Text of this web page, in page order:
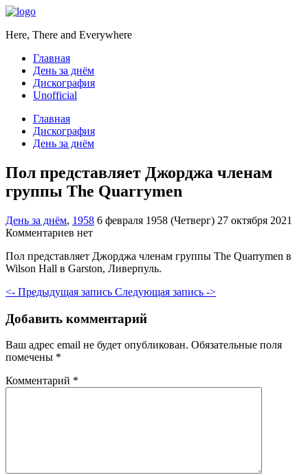
Here, There and Everywhere
Главная
День за днём
Дискография
Unofficial
Главная
Дискография
День за днём
Пол представляет Джорджа членам
группы The Quarrymen
День за днём, 1958 6 февраля 1958 (Четверг) 27 октября 2021
Комментариев нет
Пол представляет Джорджа членам группы The Quarrymen в
Wilson Hall в Garston, Ливерпуль.
<- Предыдущая запись Следующая запись ->
Добавить комментарий
Ваш адрес email не будет опубликован. Обязательные поля
помечены *
Комментарий *